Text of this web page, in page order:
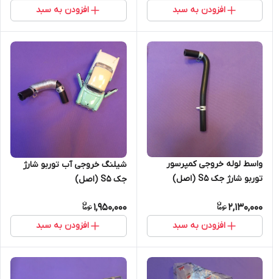
افزودن به سبد افزودن به سبد
واسط لوله خروجی کمپرسور
توربو شارژ جک S5 (اصل)
2,130,000
افزودن به سبد
شیلنگ خروجی آب توربو شارژ
جک S5 (اصل)
1,950,000
افزودن به سبد